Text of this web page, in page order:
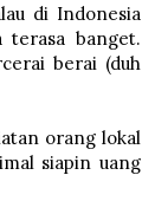
di Indonesia
terasa banget.
berai (duh
orang lokal
siapin uang